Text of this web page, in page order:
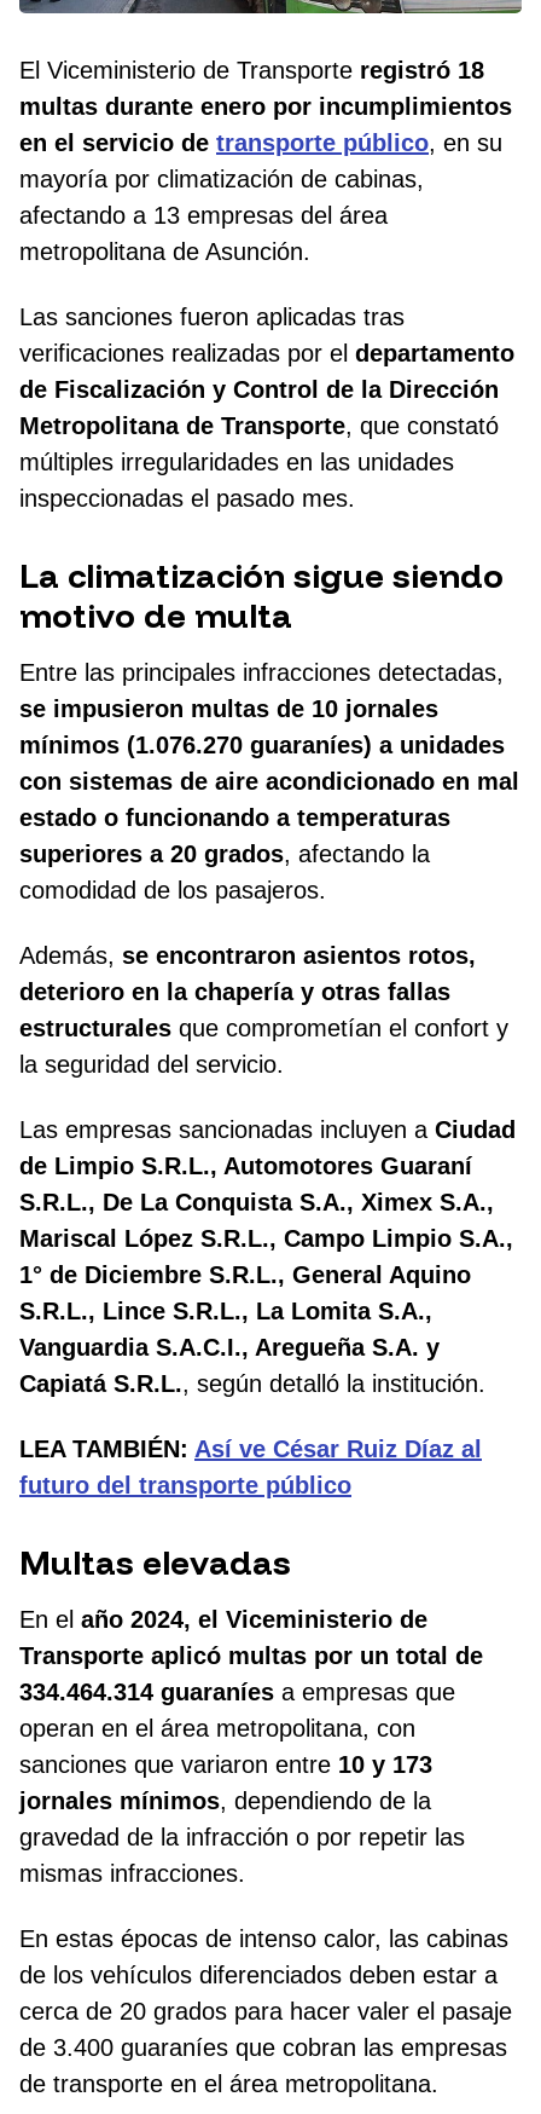
El Viceministerio de Transporte registró 18
multas durante enero por incumplimientos
en el servicio de transporte público, en su
mayoría por climatización de cabinas,
afectando a 13 empresas del área
metropolitana de Asunción.
Las sanciones fueron aplicadas tras
verificaciones realizadas por el departamento
de Fiscalización y Control de la Dirección
Metropolitana de Transporte, que constató
múltiples irregularidades en las unidades
inspeccionadas el pasado mes.
La climatización sigue siendo
motivo de multa
Entre las principales infracciones detectadas,
se impusieron multas de 10 jornales
mínimos (1.076.270 guaraníes) a unidades
con sistemas de aire acondicionado en mal
estado o funcionando a temperaturas
superiores a 20 grados, afectando la
comodidad de los pasajeros.
Además, se encontraron asientos rotos,
deterioro en la chapería y otras fallas
estructurales que comprometían el confort y
la seguridad del servicio.
Las empresas sancionadas incluyen a Ciudad
de Limpio S.R.L., Automotores Guaraní
S.R.L., De La Conquista S.A., Ximex S.A.,
Mariscal López S.R.L., Campo Limpio S.A.,
1° de Diciembre S.R.L., General Aquino
S.R.L., Lince S.R.L., La Lomita S.A.,
Vanguardia S.A.C.I., Aregueña S.A. y
Capiatá S.R.L., según detalló la institución.
LEA TAMBIÉN: Así ve César Ruiz Díaz al
futuro del transporte público
Multas elevadas
En el año 2024, el Viceministerio de
Transporte aplicó multas por un total de
334.464.314 guaraníes a empresas que
operan en el área metropolitana, con
sanciones que variaron entre 10 y 173
jornales mínimos, dependiendo de la
gravedad de la infracción o por repetir las
mismas infracciones.
En estas épocas de intenso calor, las cabinas
de los vehículos diferenciados deben estar a
cerca de 20 grados para hacer valer el pasaje
de 3.400 guaraníes que cobran las empresas
de transporte en el área metropolitana.